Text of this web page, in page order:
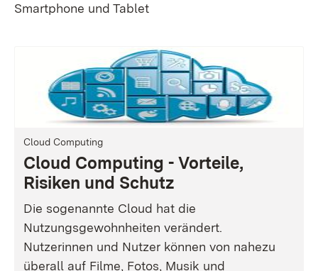
Smartphone und Tablet
Cloud Computing
Cloud Computing - Vorteile,
Risiken und Schutz
Die sogenannte Cloud hat die
Nutzungsgewohnheiten verändert.
Nutzerinnen und Nutzer können von nahezu
überall auf Filme, Fotos, Musik und